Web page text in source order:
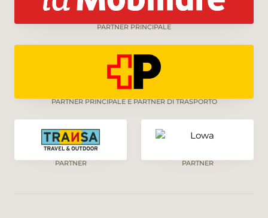
PARTNER PRINCIPALE
PARTNER PRINCIPALE E PARTNER DI TRASPORTO
PARTNER PARTNER